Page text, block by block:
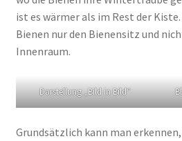
ist es wärmer als im Rest der
Bienen nur den Bienensitz und
Innenraum.
Darstellung „Bild in Bild“
Grundsätzlich kann man